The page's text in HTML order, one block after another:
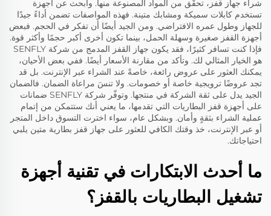
شراء جهاز قفز، تحقّق من المواد المصنوعة منها. وابحث عن أجهزة
تستخدم كابلات سميكة ومشابك متينة. فهذه المواصفات تضمن أداءً جيدًا
للجهاز وطول عمره الافتراضي. ومن الجيد أيضًا أن تفكر في الحجم. فبعض
أجهزة القفز صغيرة وسهلة الحمل، بينما تكون أخرى أكبر حجمًا وأكثر قوة.
فإذا كنت تسافر كثيرًا، فقد يكون جهاز القفز المدمج من شركة SENFLY
هو الخيار المثالي لك. وتأكد من مقارنة الأسعار أيضًا. ففي بعض الأحيان،
يمكنك العثور على عروض رائعة، خاصةً عند الشراء عبر الإنترنت. بل قد
تجد عروضًا ترويجية خاصة أو خصومات. ولا تنسَ مراعاة الضمان. فالضمان
الجيد يدل على ثقة الشركة في منتجها. وتوفّر شركة SENFLY ضمانات
على أجهزة قفز البطاريات التي تقدمها، ما يعني أنك ستتمكن من إتمام
عملية الشراء بثقةٍ وأمان. وبشكل عام، سواء اخترت التسوق داخل المتجر
أو عبر الإنترنت، خذ وقتك الكافي للعثور على جهاز قفز بطارية متين يلبي
احتياجاتك.
ما أحدث الابتكارات في تقنية أجهزة
تشغيل البطاريات بالقفز؟